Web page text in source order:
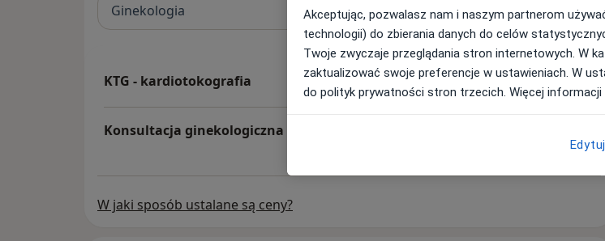
Ginekologia
KTG - kardiotokografia
Konsultacja ginekologiczna
W jaki sposób ustalane są ceny?
Akceptując, pozwalasz nam i naszym partnerom
technologii) do zbierania danych do celów
Twoje zwyczaje przeglądania stron internetowych. W
zaktualizować swoje preferencje w ustawieniach. W
do polityk prywatności stron trzecich. Więcej informacji